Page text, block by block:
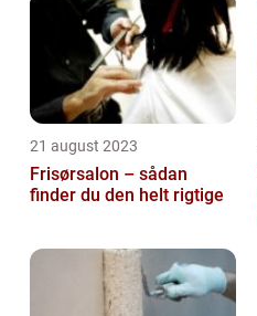
21 august 2023
Frisørsalon – sådan
finder du den helt rigtige